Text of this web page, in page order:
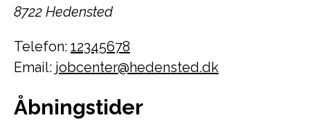
8722 Hedensted
Telefon: 12345678
Email: jobcenter@hedensted.dk
Åbningstider